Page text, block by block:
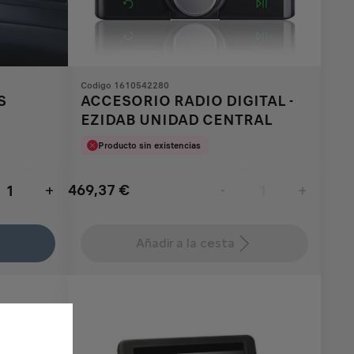
+
Codigo 1610542280
ACCESORIO RADIO DIGITAL -
EZIDAB UNIDAD CENTRAL
Producto sin existencias
469,37 € -
+
Añadir a la cesta